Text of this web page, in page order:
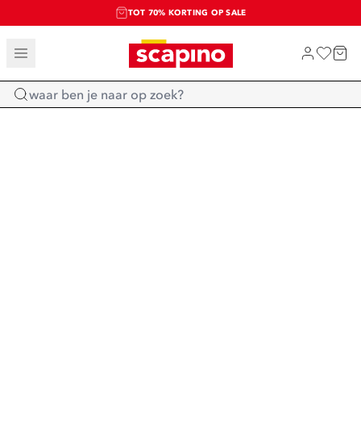
TOT 70% KORTING OP SALE
SALE: LAATSTE KANS!
SHOP NIEUW
Home